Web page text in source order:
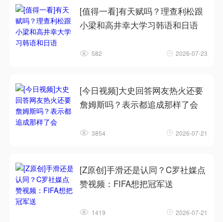
[值得一看]有天赋吗？理查利松跟
小梁和高井幸大学习韩语和日语
582 2026-07-23
[今日视频]大史回答网友热火还要
詹姆斯吗？表示都追成那样了会
3854 2026-07-21
[Z原创]手滑还是认同？C罗社媒点
赞视频：FIFA想把冠军送
1419 2026-07-21